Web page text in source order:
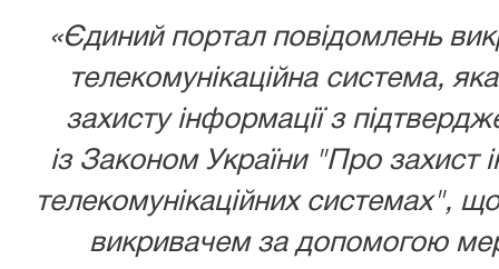
«Єдиний портал повідомлень
телекомунікаційна система,
захисту інформації з
із Законом України"Про захист
телекомунікаційних системах",
викривачем за допомогою